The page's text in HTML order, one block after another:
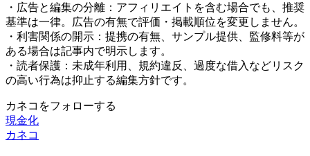
・広告と編集の分離：アフィリエイトを含む場合でも、推奨
基準は一律。広告の有無で評価・掲載順位を変更しません。
・利害関係の開示：提携の有無、サンプル提供、監修料等が
ある場合は記事内で明示します。
・読者保護：未成年利用、規約違反、過度な借入などリスク
の高い行為は抑止する編集方針です。
カネコをフォローする
現金化
カネコ